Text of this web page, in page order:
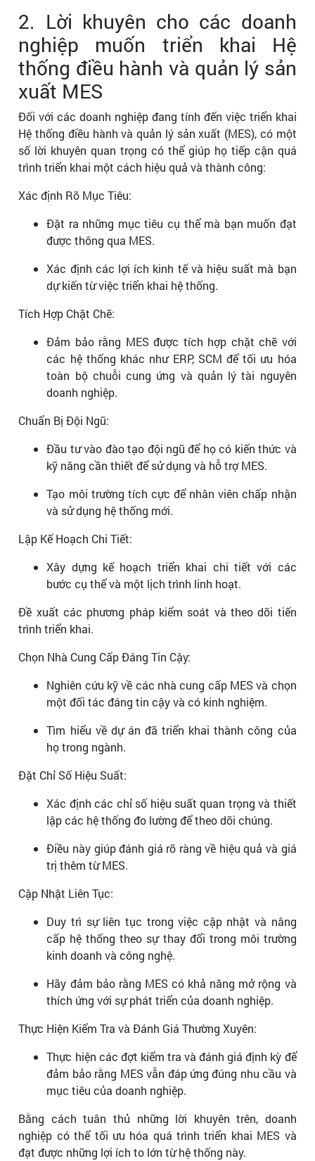
2. Lời khuyên cho các doanh
nghiệp muốn triển khai Hệ
thống điều hành và quản lý sản
xuất MES
Đối với các doanh nghiệp đang tính đến việc triển khai
Hệ thống điều hành và quản lý sản xuất (MES), có một
số lời khuyên quan trọng có thể giúp họ tiếp cận quá
trình triển khai một cách hiệu quả và thành công:
Xác định Rõ Mục Tiêu:
Đặt ra những mục tiêu cụ thể mà bạn muốn đạt
được thông qua MES.
Xác định các lợi ích kinh tế và hiệu suất mà bạn
dự kiến từ việc triển khai hệ thống.
Tích Hợp Chặt Chẽ:
Đảm bảo rằng MES được tích hợp chặt chẽ với
các hệ thống khác như ERP, SCM để tối ưu hóa
toàn bộ chuỗi cung ứng và quản lý tài nguyên
doanh nghiệp.
Chuẩn Bị Đội Ngũ:
Đầu tư vào đào tạo đội ngũ để họ có kiến thức và
kỹ năng cần thiết để sử dụng và hỗ trợ MES.
Tạo môi trường tích cực để nhân viên chấp nhận
và sử dụng hệ thống mới.
Lập Kế Hoạch Chi Tiết:
Xây dựng kế hoạch triển khai chi tiết với các
bước cụ thể và một lịch trình linh hoạt.
Đề xuất các phương pháp kiểm soát và theo dõi tiến
trình triển khai.
Chọn Nhà Cung Cấp Đáng Tin Cậy:
Nghiên cứu kỹ về các nhà cung cấp MES và chọn
một đối tác đáng tin cậy và có kinh nghiệm.
Tìm hiểu về dự án đã triển khai thành công của
họ trong ngành.
Đặt Chỉ Số Hiệu Suất:
Xác định các chỉ số hiệu suất quan trọng và thiết
lập các hệ thống đo lường để theo dõi chúng.
Điều này giúp đánh giá rõ ràng về hiệu quả và giá
trị thêm từ MES.
Cập Nhật Liên Tục:
Duy trì sự liên tục trong việc cập nhật và nâng
cấp hệ thống theo sự thay đổi trong môi trường
kinh doanh và công nghệ.
Hãy đảm bảo rằng MES có khả năng mở rộng và
thích ứng với sự phát triển của doanh nghiệp.
Thực Hiện Kiểm Tra và Đánh Giá Thường Xuyên:
Thực hiện các đợt kiểm tra và đánh giá định kỳ để
đảm bảo rằng MES vẫn đáp ứng đúng nhu cầu và
mục tiêu của doanh nghiệp.
Bằng cách tuân thủ những lời khuyên trên, doanh
nghiệp có thể tối ưu hóa quá trình triển khai MES và
đạt được những lợi ích to lớn từ hệ thống này.